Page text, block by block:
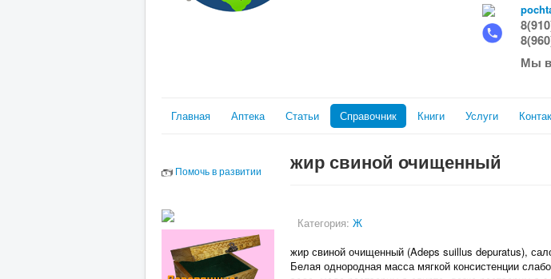
Мы в
Главная Аптека Статьи Справочник Книги Услуги
Помочь в развитии жир свиной очищенный
Категория: Ж
жир свиной очищенный (Adeps suillus depuratus),
Белая однородная масса мягкой консистенции